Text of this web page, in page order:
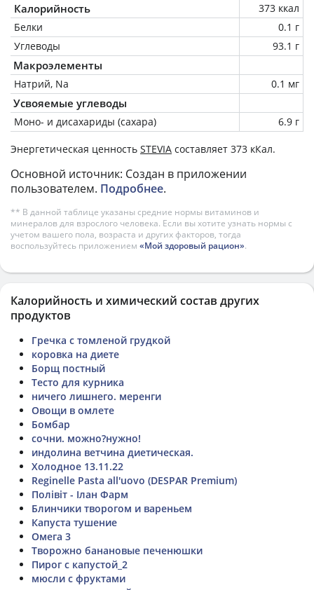
Калорийность
373 ккал
Белки
0.1 г
Углеводы
93.1 г
Макроэлементы
Натрий, Na 0.1 мг
Усвояемые углеводы
Моно- и дисахариды (сахара) 6.9 г
Энергетическая ценность STEVIA составляет 373 кКал.
Основной источник: Создан в приложении
пользователем. Подробнее.
** В данной таблице указаны средние нормы витаминов и
минералов для взрослого человека. Если вы хотите узнать нормы с
учетом вашего пола, возраста и других факторов, тогда
воспользуйтесь приложением «Мой здоровый рацион».
Калорийность и химический состав других
продуктов
Гречка с томленой грудкой
коровка на диете
Борщ постный
Тесто для курника
ничего лишнего. меренги
Овощи в омлете
Бомбар
сочни. можно?нужно!
индолина ветчина диетическая.
Холодное 13.11.22
Reginelle Pasta all'uovo (DESPAR Premium)
Полівіт - Ілан Фарм
Блинчики творогом и вареньем
Капуста тушение
Омега 3
Творожно банановые печенюшки
Пирог с капустой_2
мюсли с фруктами